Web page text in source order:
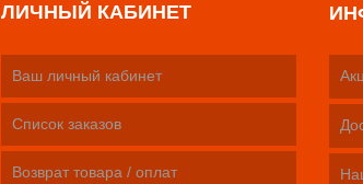
ЛИЧНЫЙ КАБИНЕТ
Ваш личный кабинет
Список заказов
Возврат товара / оплат